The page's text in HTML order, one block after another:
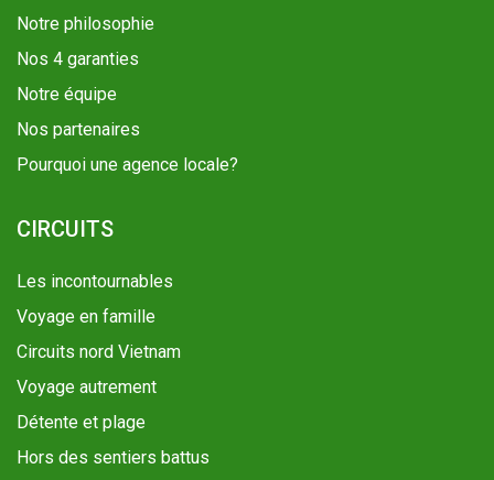
Notre philosophie
Nos 4 garanties
Notre équipe
Nos partenaires
Pourquoi une agence locale?
CIRCUITS
Les incontournables
Voyage en famille
Circuits nord Vietnam
Voyage autrement
Détente et plage
Hors des sentiers battus